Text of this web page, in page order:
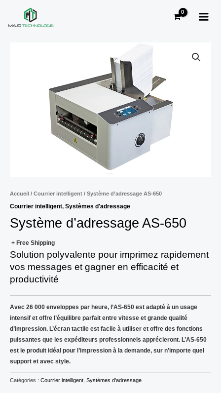
contenu
Accueil / Courrier intelligent / Système d’adressage AS-650
Courrier intelligent, Systèmes d'adressage
Système d’adressage AS-650
+ Free Shipping
Solution polyvalente pour imprimez rapidement
vos messages et gagner en efficacité et
productivité
Avec 26 000 enveloppes par heure, l’AS-650 est adapté à un usage
intensif et offre l’équilibre parfait entre vitesse et grande qualité
d’impression. L’écran tactile est facile à utiliser et offre des fonctions
puissantes que les expéditeurs professionnels apprécieront. L’AS-650
est le produit idéal pour l’impression à la demande, sur n’importe quel
support et avec style.
Catégories : Courrier intelligent Systèmes d'adressage